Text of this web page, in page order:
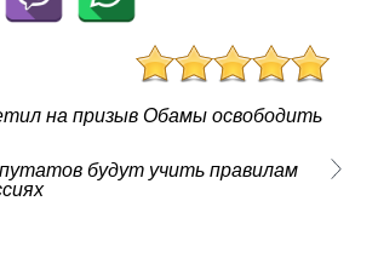
на призыв Обамы освободить
будут учить правилам